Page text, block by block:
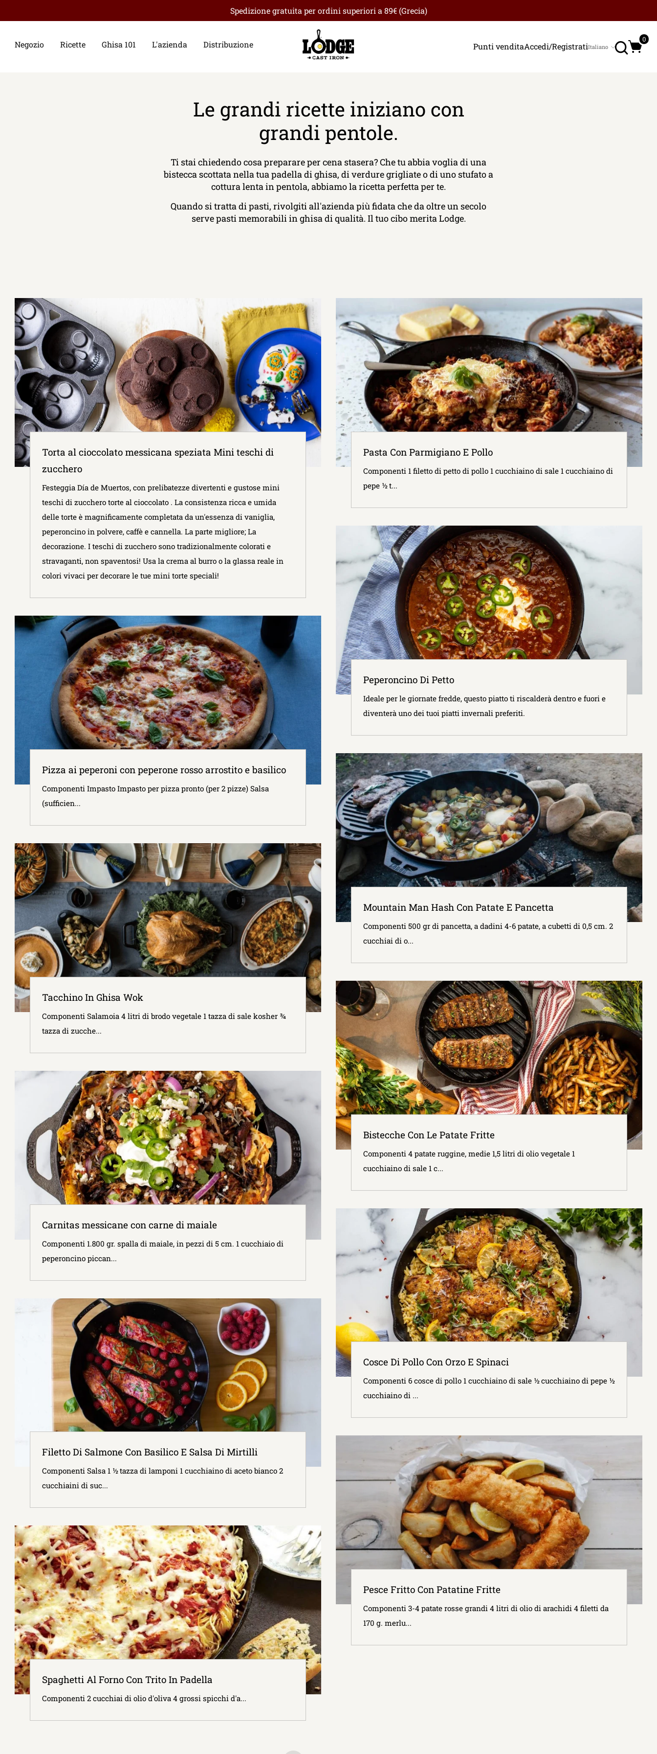
Spedizione gratuita per ordini superiori a 89€ (Grecia)
Negozio Ricette Ghisa 101 L'azienda Distribuzione Punti venditaAccedi/Registrati
Lingua
Italiano
0
Le grandi ricette iniziano con
grandi pentole.
Ti stai chiedendo cosa preparare per cena stasera? Che tu abbia voglia di una
bistecca scottata nella tua padella di ghisa, di verdure grigliate o di uno stufato a
cottura lenta in pentola, abbiamo la ricetta perfetta per te.
Quando si tratta di pasti, rivolgiti all'azienda più fidata che da oltre un secolo
serve pasti memorabili in ghisa di qualità. Il tuo cibo merita Lodge.
Torta al cioccolato messicana speziata Mini teschi di
zucchero
Festeggia Día de Muertos, con prelibatezze divertenti e gustose mini
teschi di zucchero torte al cioccolato . La consistenza ricca e umida
delle torte è magnificamente completata da un'essenza di vaniglia,
peperoncino in polvere, caffè e cannella. La parte migliore; La
decorazione. I teschi di zucchero sono tradizionalmente colorati e
stravaganti, non spaventosi! Usa la crema al burro o la glassa reale in
colori vivaci per decorare le tue mini torte speciali!
Pasta Con Parmigiano E Pollo
Componenti 1 filetto di petto di pollo 1 cucchiaino di sale 1 cucchiaino di
pepe ½ t...
Peperoncino Di Petto
Ideale per le giornate fredde, questo piatto ti riscalderà dentro e fuori e
diventerà uno dei tuoi piatti invernali preferiti.
Pizza ai peperoni con peperone rosso arrostito e basilico
Componenti Impasto Impasto per pizza pronto (per 2 pizze) Salsa
(sufficien...
Mountain Man Hash Con Patate E Pancetta
Componenti 500 gr di pancetta, a dadini 4-6 patate, a cubetti di 0,5 cm. 2
cucchiai di o...
Tacchino In Ghisa Wok
Componenti Salamoia 4 litri di brodo vegetale 1 tazza di sale kosher ¾
tazza di zucche...
Bistecche Con Le Patate Fritte
Componenti 4 patate ruggine, medie 1,5 litri di olio vegetale 1
cucchiaino di sale 1 c...
Carnitas messicane con carne di maiale
Componenti 1.800 gr. spalla di maiale, in pezzi di 5 cm. 1 cucchiaio di
peperoncino piccan...
Cosce Di Pollo Con Orzo E Spinaci
Componenti 6 cosce di pollo 1 cucchiaino di sale ½ cucchiaino di pepe ½
cucchiaino di ...
Filetto Di Salmone Con Basilico E Salsa Di Mirtilli
Componenti Salsa 1 ½ tazza di lamponi 1 cucchiaino di aceto bianco 2
cucchiaini di suc...
Pesce Fritto Con Patatine Fritte
Componenti 3-4 patate rosse grandi 4 litri di olio di arachidi 4 filetti da
170 g. merlu...
Spaghetti Al Forno Con Trito In Padella
Componenti 2 cucchiai di olio d'oliva 4 grossi spicchi d'a...